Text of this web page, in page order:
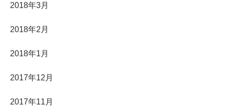
2018年3月
2018年2月
2018年1月
2017年12月
2017年11月